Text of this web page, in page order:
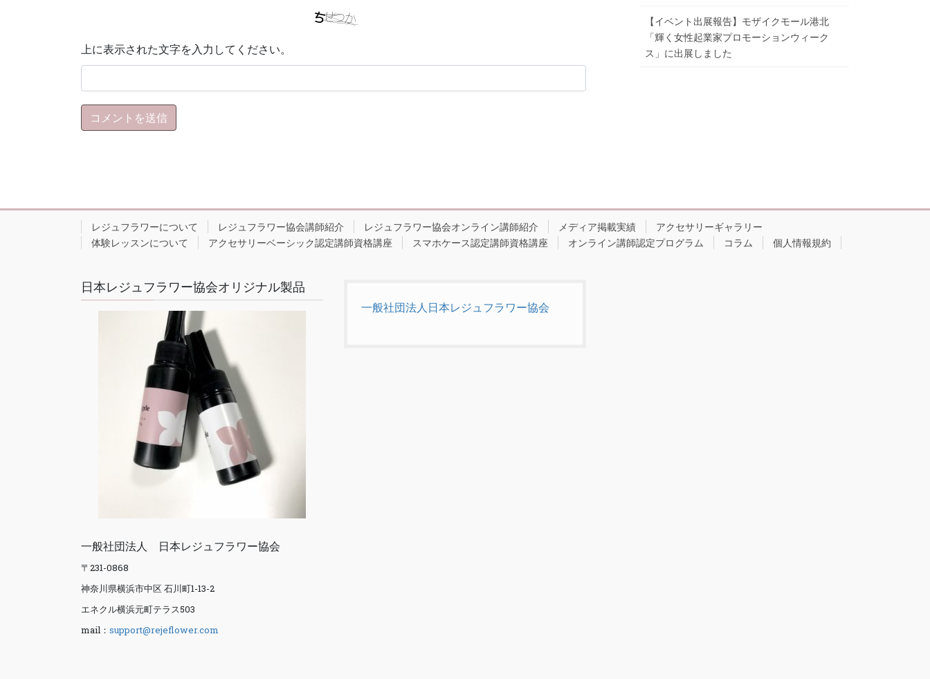
上に表示された文字を入力してください。
【イベント出展報告】モザイクモール港北
「輝く女性起業家プロモーションウィーク
ス」に出展しました
レジュフラワーについて レジュフラワー協会講師紹介 レジュフラワー協会オンライン講師紹介 メディア掲載実績
アクセサリーギャラリー
体験レッスンについて
アクセサリーベーシック認定講師資格講座 スマホケース認定講師資格講座 オンライン講師認定プログラム コラム 個人情報規約
日本レジュフラワー協会オリジナル製品
一般社団法人 日本レジュフラワー協会
〒231-0868
神奈川県横浜市中区 石川町1-13-2
エネクル横浜元町テラス503
mail： support@rejeflower.com
一般社団法人日本レジュフラワー協会